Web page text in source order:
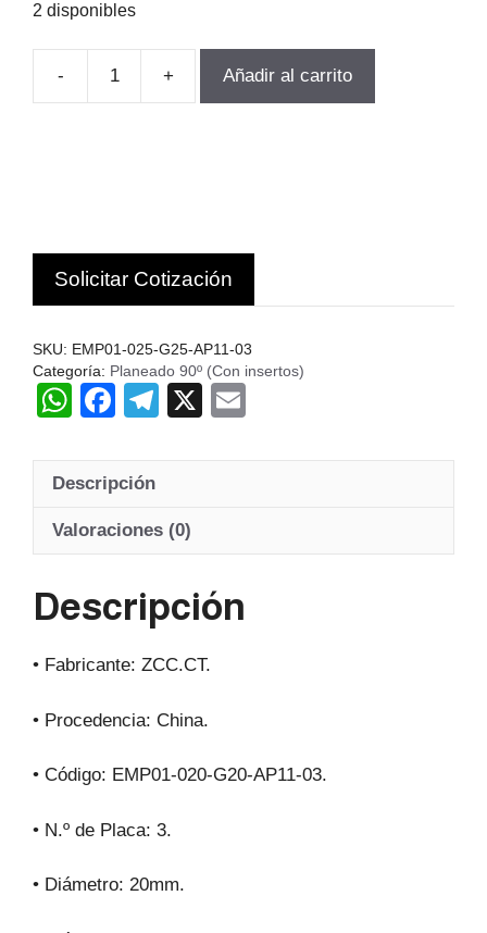
2 disponibles
-
FRESA
EMP01-
025-
G25-
03
cantidad
+ Añadir al carrito
Solicitar Cotización
SKU: EMP01-025-G25-AP11-03
Categoría: Planeado 90º (Con insertos)
W
at
A
p
F
c
b
o
T
e
a
X
ail
Descripción
Valoraciones (0)
Descripción
• Fabricante: ZCC.CT.
• Procedencia: China.
• Código: EMP01-020-G20-AP11-03.
• N.º de Placa: 3.
• Diámetro: 20mm.